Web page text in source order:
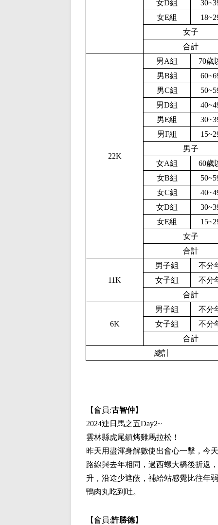
女D組
女E組
女子
合計
22K
男A組
70歲
男B組
男C組
男D組
男E組
男F組
男子
女A組
60歲
女B組
女C組
女D組
女E組
女子
合計
11K
男子組
不分
女子組
不分
合計
6K
男子組
不分
女子組
不分
合計
總計
【會員:古智仲】
2024連日馬之五Day2~
雲林縣虎尾鎮烤雞馬拉松！
昨天用盡渾身解數使出會心一擊，今
路線與去年相同，過西螺大橋後折返
升，沿途少遮蔭，補給站感覺比往年
鴨肉丸吃到吐。
【會員:許勝德】